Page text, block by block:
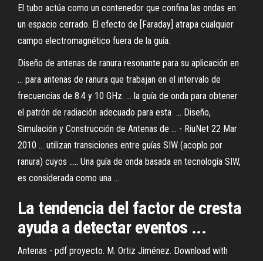
El tubo actúa como un contenedor que confina las ondas en
un espacio cerrado. El efecto de [Faraday] atrapa cualquier
campo electromagnético fuera de la guía.
Diseño de antenas de ranura resonante para su aplicación en
... para antenas de ranura que trabajan en el intervalo de
frecuencias de 8.4 y 10 GHz. ... la guía de onda para obtener
el patrón de radiación adecuado para esta ... Diseño,
Simulación y Construcción de Antenas de ... - RiuNet 22 Mar
2010 ... utilizan transiciones entre guías SIW (acoplo por
ranura) cuyos ..... Una guía de onda basada en tecnología SIW,
es considerada como una ...
La tendencia del factor de cresta
ayuda a detectar eventos ...
Antenas - pdf proyecto. M. Ortiz Jiménez. Download with